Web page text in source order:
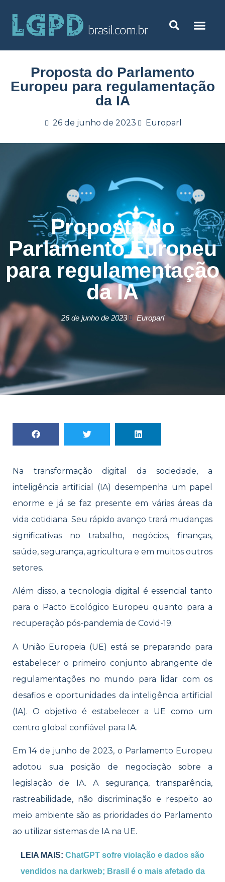
Proposta do Parlamento
Europeu para regulamentação
da IA
26 de junho de 2023 Europarl
Proposta do
Parlamento Europeu
para regulamentação
da IA
26 de junho de 2023 Europarl
Na transformação digital da sociedade, a
inteligência artificial (IA) desempenha um papel
enorme e já se faz presente em várias áreas da
vida cotidiana. Seu rápido avanço trará mudanças
significativas no trabalho, negócios, finanças,
saúde, segurança, agricultura e em muitos outros
setores.
Além disso, a tecnologia digital é essencial tanto
para o Pacto Ecológico Europeu quanto para a
recuperação pós-pandemia de Covid-19.
A União Europeia (UE) está se preparando para
estabelecer o primeiro conjunto abrangente de
regulamentações no mundo para lidar com os
desafios e oportunidades da inteligência artificial
(IA). O objetivo é estabelecer a UE como um
centro global confiável para IA.
Em 14 de junho de 2023, o Parlamento Europeu
adotou sua posição de negociação sobre a
legislação de IA. A segurança, transparência,
rastreabilidade, não discriminação e respeito ao
meio ambiente são as prioridades do Parlamento
ao utilizar sistemas de IA na UE.
LEIA MAIS: ChatGPT sofre violação e dados são
vendidos na darkweb; Brasil é o mais afetado da